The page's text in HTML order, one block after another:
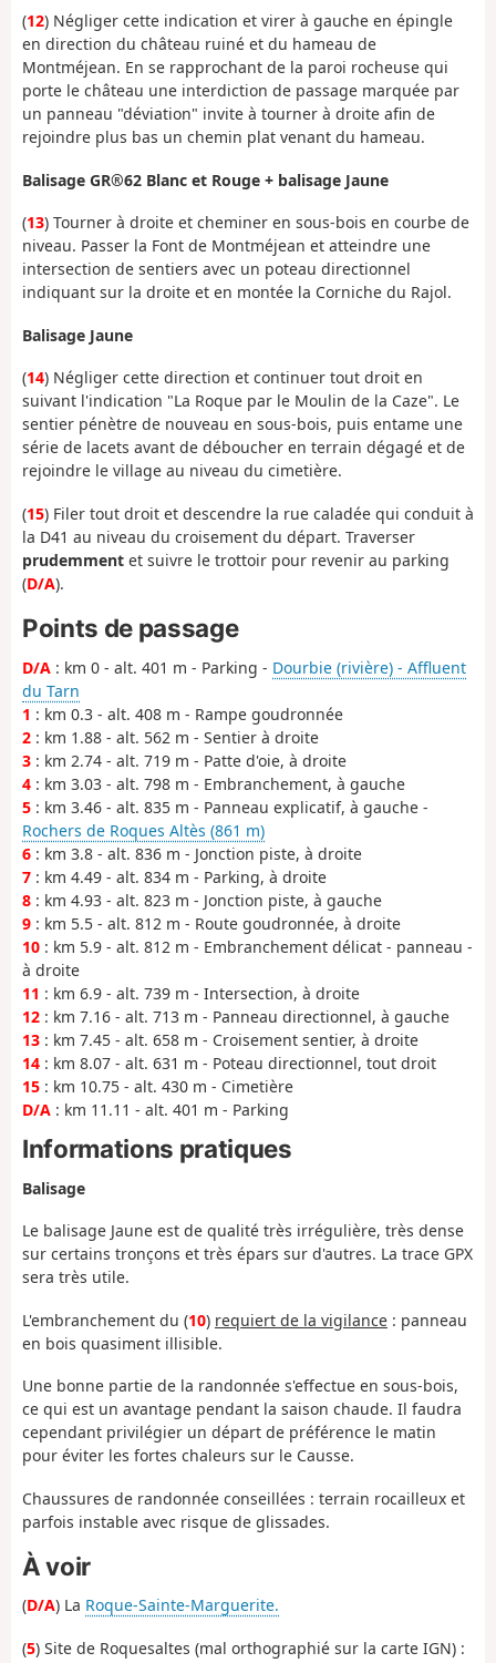
(12) Négliger cette indication et virer à gauche en épingle
en direction du château ruiné et du hameau de
Montméjean. En se rapprochant de la paroi rocheuse qui
porte le château une interdiction de passage marquée par
un panneau "déviation" invite à tourner à droite afin de
rejoindre plus bas un chemin plat venant du hameau.
Balisage GR®62 Blanc et Rouge + balisage Jaune
(13) Tourner à droite et cheminer en sous-bois en courbe de
niveau. Passer la Font de Montméjean et atteindre une
intersection de sentiers avec un poteau directionnel
indiquant sur la droite et en montée la Corniche du Rajol.
Balisage Jaune
(14) Négliger cette direction et continuer tout droit en
suivant l'indication "La Roque par le Moulin de la Caze". Le
sentier pénètre de nouveau en sous-bois, puis entame une
série de lacets avant de déboucher en terrain dégagé et de
rejoindre le village au niveau du cimetière.
(15) Filer tout droit et descendre la rue caladée qui conduit à
la D41 au niveau du croisement du départ. Traverser
prudemment et suivre le trottoir pour revenir au parking
(D/A).
Points de passage
D/A : km 0 - alt. 401 m - Parking - Dourbie (rivière) - Affluent
du Tarn
1 : km 0.3 - alt. 408 m - Rampe goudronnée
2 : km 1.88 - alt. 562 m - Sentier à droite
3 : km 2.74 - alt. 719 m - Patte d'oie, à droite
4 : km 3.03 - alt. 798 m - Embranchement, à gauche
5 : km 3.46 - alt. 835 m - Panneau explicatif, à gauche -
Rochers de Roques Altès (861 m)
6 : km 3.8 - alt. 836 m - Jonction piste, à droite
7 : km 4.49 - alt. 834 m - Parking, à droite
8 : km 4.93 - alt. 823 m - Jonction piste, à gauche
9 : km 5.5 - alt. 812 m - Route goudronnée, à droite
10 : km 5.9 - alt. 812 m - Embranchement délicat - panneau -
à droite
11 : km 6.9 - alt. 739 m - Intersection, à droite
12 : km 7.16 - alt. 713 m - Panneau directionnel, à gauche
13 : km 7.45 - alt. 658 m - Croisement sentier, à droite
14 : km 8.07 - alt. 631 m - Poteau directionnel, tout droit
15 : km 10.75 - alt. 430 m - Cimetière
D/A : km 11.11 - alt. 401 m - Parking
Informations pratiques
Balisage
Le balisage Jaune est de qualité très irrégulière, très dense
sur certains tronçons et très épars sur d'autres. La trace GPX
sera très utile.
L'embranchement du (10) requiert de la vigilance : panneau
en bois quasiment illisible.
Une bonne partie de la randonnée s'effectue en sous-bois,
ce qui est un avantage pendant la saison chaude. Il faudra
cependant privilégier un départ de préférence le matin
pour éviter les fortes chaleurs sur le Causse.
Chaussures de randonnée conseillées : terrain rocailleux et
parfois instable avec risque de glissades.
À voir
(D/A) La Roque-Sainte-Marguerite.
(5) Site de Roquesaltes (mal orthographié sur la carte IGN) :